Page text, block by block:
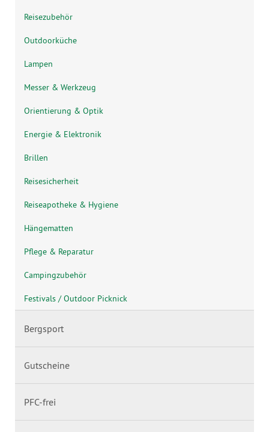
Reisezubehör
Outdoorküche
Lampen
Messer & Werkzeug
Orientierung & Optik
Energie & Elektronik
Brillen
Reisesicherheit
Reiseapotheke & Hygiene
Hängematten
Pflege & Reparatur
Campingzubehör
Festivals / Outdoor Picknick
Bergsport
Gutscheine
PFC-frei